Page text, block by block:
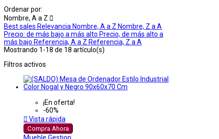
Ordenar por:
Nombre, A a Z 
Best sales Relevancia Nombre, A a Z Nombre, Z a A
Precio: de más bajo a más alto Precio, de más alto a
más bajo Referencia, A a Z Referencia, Z a A
Mostrando 1-18 de 18 artículo(s)
Filtros activos
¡En oferta!
-60%
 Vista rápida
Compra Ahora